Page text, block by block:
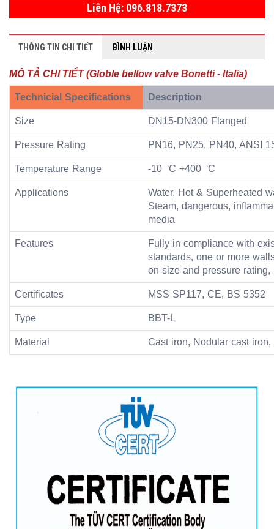
Liên Hệ: 096.818.7373
THÔNG TIN CHI TIẾT BÌNH LUẬN
MÔ TẢ CHI TIẾT (Globle bellow valve Bonetti - Italia)
Technicial Specifications Description
Size DN15-DN300 Flanged
Pressure Rating PN16, PN25, PN40, ANSI
Temperature Range -10 °C +400 °C
Applications
Water, Hot & Superheated
Steam, dangerous,
media
Features
Fully in compliance with
standards, one or more
on size and pressure
Certificates MSS SP117, CE, BS 5352
Type BBT-L
Material Cast iron, Nodular cast